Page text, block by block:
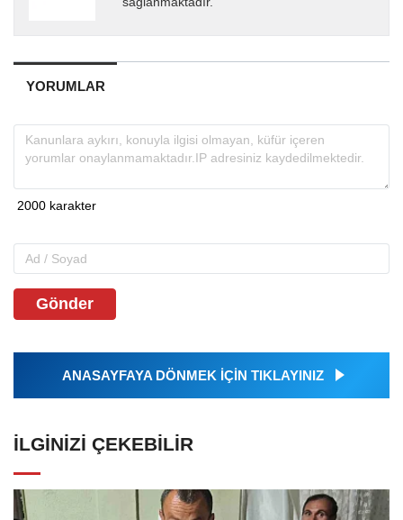
YORUMLAR
Gönder
ANASAYFAYA DÖNMEK İÇİN TIKLAYINIZ
İLGINIZI ÇEKEBILIR